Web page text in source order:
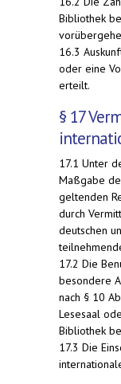
Bibliothek
16.3
oder eine
erteilt.
§ 17
17.1 Unter
Maßgabe
geltenden
durch
deutschen
17.2 Die
besondere
nach § 10
Lesesaal
Bibliothek
17.3 Die